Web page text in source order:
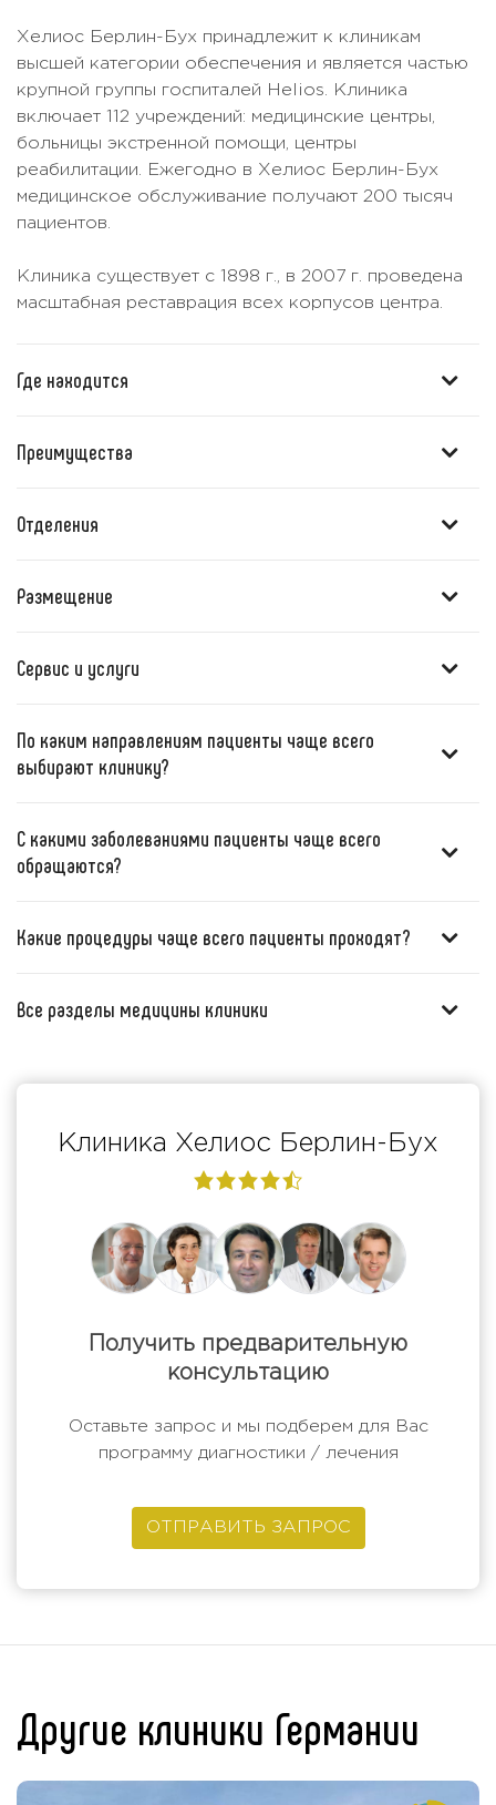
Хелиос Берлин-Бух принадлежит к клиникам
высшей категории обеспечения и является частью
крупной группы госпиталей Helios. Клиника
включает 112 учреждений: медицинские центры,
больницы экстренной помощи, центры
реабилитации. Ежегодно в Хелиос Берлин-Бух
медицинское обслуживание получают 200 тысяч
пациентов.
Клиника существует с 1898 г., в 2007 г. проведена
масштабная реставрация всех корпусов центра.
Где находится
Преимущества
Отделения
Размещение
Сервис и услуги
По каким направлениям пациенты чаще всего
выбирают клинику?
С какими заболеваниями пациенты чаще всего
обращаются?
Какие процедуры чаще всего пациенты проходят?
Все разделы медицины клиники
Клиника Хелиос Берлин-Бух
4,6
Получить предварительную
консультацию
Оставьте запрос и мы подберем для Вас
программу диагностики / лечения
ОТПРАВИТЬ ЗАПРОС
Другие клиники Германии